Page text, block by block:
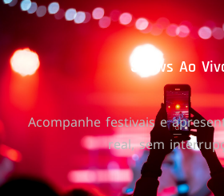
Shows Ao
Acompanhe festivais e
real, sem